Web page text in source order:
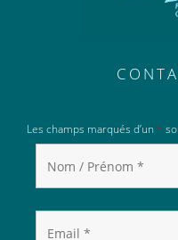
Les champs marqués d’un *